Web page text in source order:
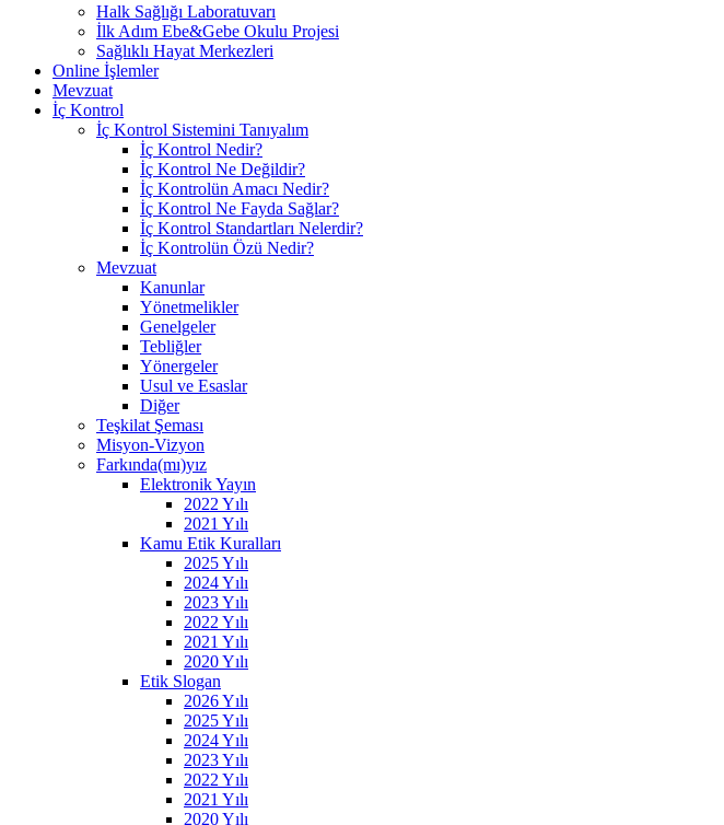
Halk Sağlığı Laboratuvarı
İlk Adım Ebe&Gebe Okulu Projesi
Sağlıklı Hayat Merkezleri
Online İşlemler
Mevzuat
İç Kontrol
İç Kontrol Sistemini Tanıyalım
İç Kontrol Nedir?
İç Kontrol Ne Değildir?
İç Kontrolün Amacı Nedir?
İç Kontrol Ne Fayda Sağlar?
İç Kontrol Standartları Nelerdir?
İç Kontrolün Özü Nedir?
Mevzuat
Kanunlar
Yönetmelikler
Genelgeler
Tebliğler
Yönergeler
Usul ve Esaslar
Diğer
Teşkilat Şeması
Misyon-Vizyon
Farkında(mı)yız
Elektronik Yayın
2022 Yılı
2021 Yılı
Kamu Etik Kuralları
2025 Yılı
2024 Yılı
2023 Yılı
2022 Yılı
2021 Yılı
2020 Yılı
Etik Slogan
2026 Yılı
2025 Yılı
2024 Yılı
2023 Yılı
2022 Yılı
2021 Yılı
2020 Yılı